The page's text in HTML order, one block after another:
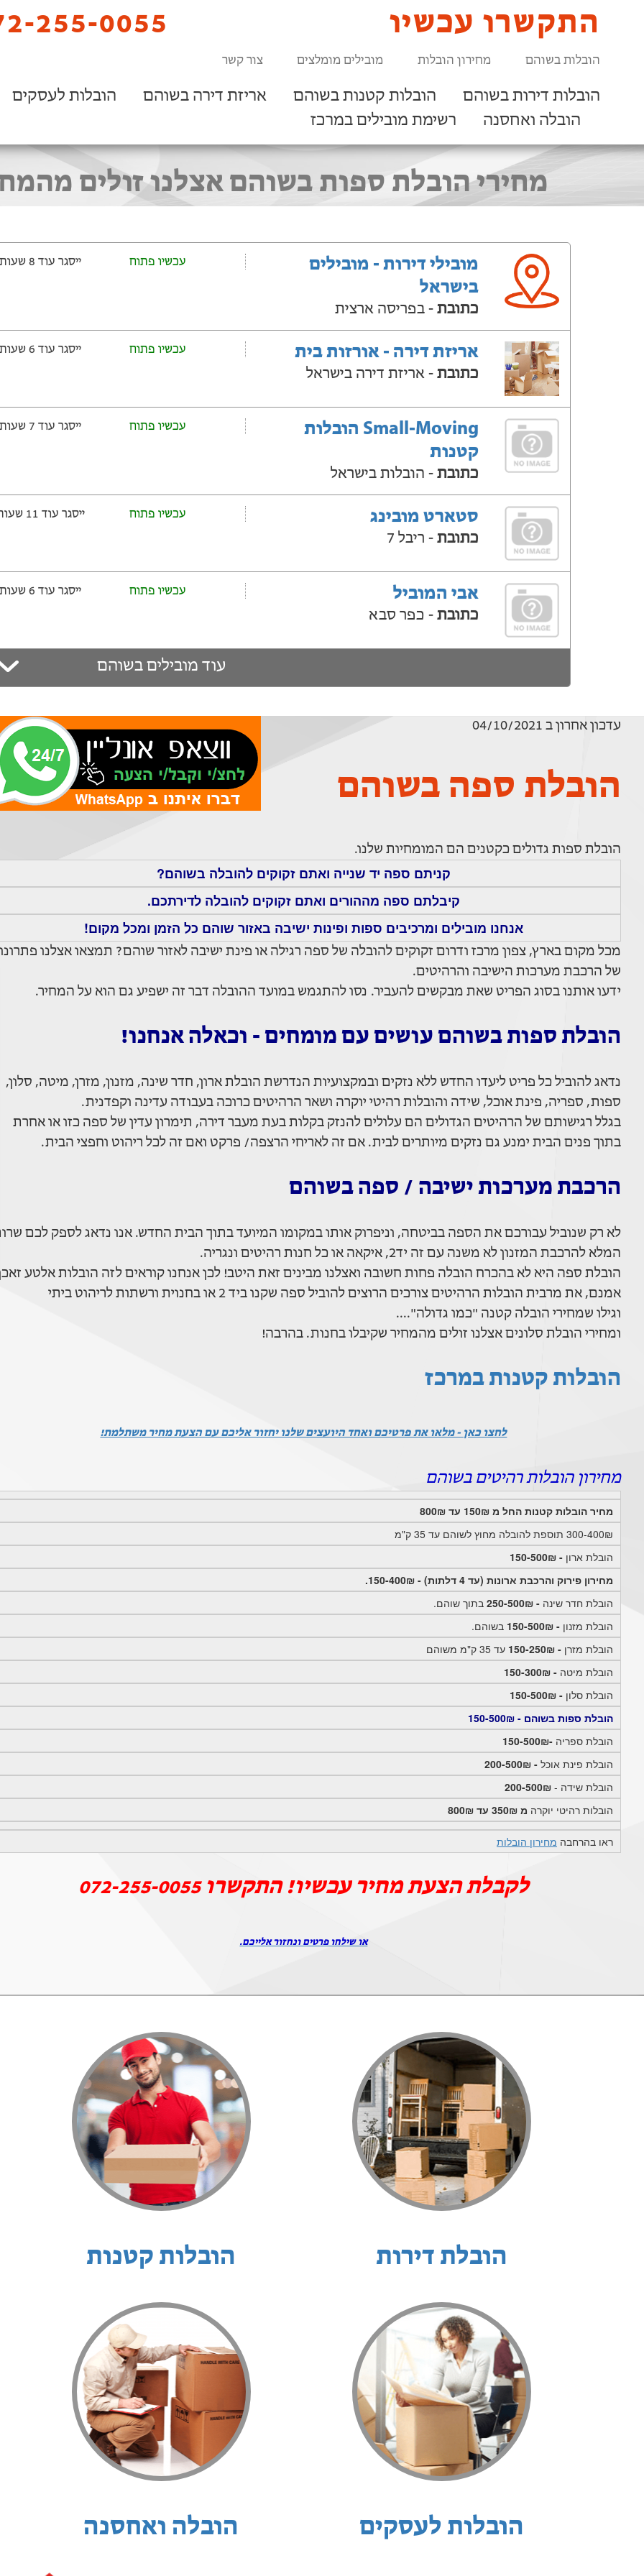
255-0055 התקשרו עכשיו
הובלות בשוהם מחירון הובלות מובילים מומלצים צור קשר
הובלות דירות בשוהם הובלות קטנות בשוהם אריזת דירה בשוהם
הובלות לעסקים
הובלה ואחסנה
רשימת מובילים במרכז
מחירי הובלת ספות בשוהם אצלנו זולים
מובילי דירות - מובילים
בישראל
כתובת - בפריסה ארצית
עכשיו פתוח ייסגר עוד 8 שעות ‫ו-13 דקות
אריזת דירה - אורזות בית
כתובת - אריזת דירה בישראל
עכשיו פתוח ייסגר עוד 6 שעות ‫ו-43 דקות
Small-Moving הובלות
קטנות
כתובת - הובלות בישראל
עכשיו פתוח ייסגר עוד 7 שעות ‫ו-13 דקות
סטארט מובינג
כתובת - ריבל 7
עכשיו פתוח ייסגר עוד 11 שעות ‫ו-13 דקות
אבי המוביל
כתובת - כפר סבא
עכשיו פתוח ייסגר עוד 6 שעות ‫ו-13 דקות
עוד מובילים בשוהם
עדכון אחרון ב 04/10/2021
הובלת ספה בשוהם
הובלת ספות גדולים כקטנים הם המומחיות שלנו.
קניתם ספה יד שנייה ואתם זקוקים להובלה בשוהם?
קיבלתם ספה מההורים ואתם זקוקים להובלה לדירתכם.
אנחנו מובילים ומרכיבים ספות ופינות ישיבה באזור שוהם כל הזמן ומכל מקום!
מכל מקום בארץ, צפון מרכז ודרום זקוקים להובלה של ספה רגילה או פינת ישיבה לאזור שוהם? תמצאו אצלנו
של הרכבת מערכות הישיבה והרהיטים.
ידעו אותנו בסוג הפריט שאת מבקשים להעביר. נסו להתגמש במועד ההובלה דבר זה ישפיע גם הוא על המחיר.
הובלת ספות בשוהם עושים עם מומחים - וכאלה אנחנו!
נדאג להוביל כל פריט ליעדו החדש ללא נזקים ובמקצועיות הנדרשת הובלת ארון, חדר שינה, מזנון, מזרן, מיטה, סלון,
ספות, ספריה, פינת אוכל, שידה והובלות רהיטי יוקרה ושאר הרהיטים כרוכה בעבודה עדינה וקפדנית.
בגלל רגישותם של הרהיטים הגדולים הם עלולים להנזק בקלות בעת מעבר דירה, תימרון עדין של ספה כזו או אחרת
בתוך פנים הבית ימנע גם נזקים מיותרים לבית. אם זה לאריחי הרצפה/ פרקט ואם זה לכל ריהוט וחפצי הבית.
הרכבת מערכות ישיבה / ספה בשוהם
לא רק שנוביל עבורכם את הספה בביטחה, וניפרוק אותו במקומו המיועד בתוך הבית החדש. אנו נדאג לספק לכם
המלא להרכבת המזנון לא משנה עם זה יד2, איקאה או כל חנות רהיטים ונגריה.
הובלת ספה היא לא בהכרח הובלה פחות חשובה ואצלנו מבינים זאת היטב! לכן אנחנו קוראים לזה הובלות אלטע
אמנם, את מרבית הובלות הרהיטים צורכים הרוצים להוביל ספה שקנו ביד 2 או בחנוית ורשתות לריהוט ביתי
וגילו שמחירי הובלה קטנה "כמו גדולה"....
ומחירי הובלת סלונים אצלנו זולים מהמחיר שקיבלו בחנות. בהרבה!
הובלות קטנות במרכז
לחצו כאן - מלאו את פרטיכם ואחד היועצים שלנו יחזור אליכם עם הצעת מחיר משתלמת!
מחירון הובלות רהיטים בשוהם
מחיר הובלות קטנות החל מ 150₪ עד 800₪
300-400₪ תוספת להובלה מחוץ לשוהם עד 35 ק"מ
הובלת ארון - 150-500₪
מחירון פירוק והרכבת ארונות (עד 4 דלתות) - 150-400₪.
הובלת חדר שינה - 250-500₪
בתוך שוהם.
הובלת מזנון - 150-500₪
בשוהם.
הובלת מזרן - 150-250₪
עד 35 ק"מ משוהם
הובלת מיטה - 150-300₪
הובלת סלון - 150-500₪
הובלת ספות בשוהם - 150-500₪
הובלת ספריה -150-500₪
הובלת פינת אוכל - 200-500₪
הובלת שידה - 200-500₪
הובלות רהיטי יוקרה מ 350₪ עד 800₪
ראו בהרחבה מחירון הובלות
לקבלת הצעת מחיר עכשיו! התקשרו072-255-0055
או שילחו פרטים ונחזור אלייכם.
הובלות קטנות הובלת דירות
הובלה ואחסנה הובלות לעסקים